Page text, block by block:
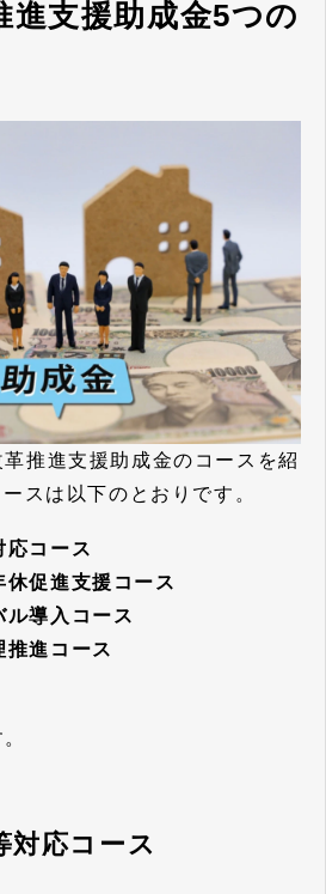
進支援助成金5つの
推進支援助成金のコースを紹
スは以下のとおりです。
応コース
促進支援コース
ル導入コース
推進コース
対応コース